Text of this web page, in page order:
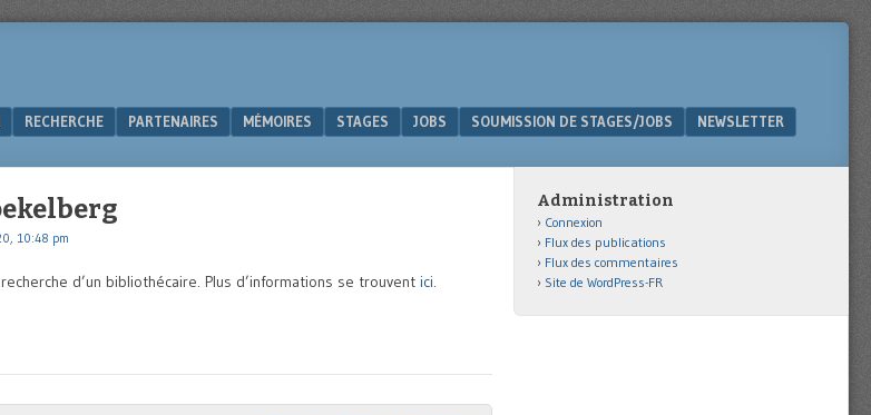
RECHERCHE PARTENAIRES MÉMOIRES STAGES JOBS SOUMISSION DE STAGES/JOBS
NEWSLETTER
10:48 pm
d’un bibliothécaire. Plus d’informations se trouvent ici.
Administration
Connexion
Flux des publications
Flux des commentaires
Site de WordPress-FR